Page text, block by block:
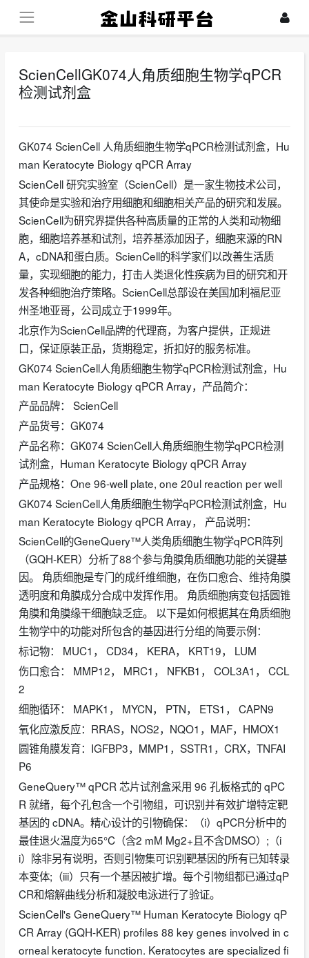
ScienCellGK074人角质细胞生物学qPCR
检测试剂盒
GK074 ScienCell 人角质细胞生物学qPCR检测试剂盒，Hu
man Keratocyte Biology qPCR Array
ScienCell 研究实验室（ScienCell）是一家生物技术公司，
其使命是实验和治疗用细胞和细胞相关产品的研究和发展。
ScienCell为研究界提供各种高质量的正常的人类和动物细
胞，细胞培养基和试剂，培养基添加因子，细胞来源的RN
A，cDNA和蛋白质。ScienCell的科学家们以改善生活质
量，实现细胞的能力，打击人类退化性疾病为目的研究和开
发各种细胞治疗策略。ScienCell总部设在美国加利福尼亚
州圣地亚哥，公司成立于1999年。
北京作为ScienCell品牌的代理商，为客户提供，正规进
口，保证原装正品，货期稳定，折扣好的服务标准。
GK074 ScienCell人角质细胞生物学qPCR检测试剂盒，Hu
man Keratocyte Biology qPCR Array，产品简介：
产品品牌： ScienCell
产品货号：GK074
产品名称：GK074 ScienCell人角质细胞生物学qPCR检测
试剂盒，Human Keratocyte Biology qPCR Array
产品规格：One 96-well plate, one 20ul reaction per well
GK074 ScienCell人角质细胞生物学qPCR检测试剂盒，Hu
man Keratocyte Biology qPCR Array， 产品说明：
ScienCell的GeneQuery™人类角质细胞生物学qPCR阵列
（GQH-KER）分析了88个参与角膜角质细胞功能的关键基
因。 角质细胞是专门的成纤维细胞，在伤口愈合、维持角膜
透明度和角膜成分合成中发挥作用。 角质细胞病变包括圆锥
角膜和角膜缘干细胞缺乏症。 以下是如何根据其在角质细胞
生物学中的功能对所包含的基因进行分组的简要示例：
标记物： MUC1， CD34， KERA， KRT19， LUM
伤口愈合： MMP12， MRC1， NFKB1， COL3A1， CCL
2
细胞循环： MAPK1， MYCN， PTN， ETS1， CAPN9
氧化应激反应：RRAS，NOS2，NQO1，MAF，HMOX1
圆锥角膜发育：IGFBP3，MMP1，SSTR1，CRX，TNFAI
P6
GeneQuery™ qPCR 芯片试剂盒采用 96 孔板格式的 qPC
R 就绪，每个孔包含一个引物组，可识别并有效扩增特定靶
基因的 cDNA。精心设计的引物确保：（i）qPCR分析中的
最佳退火温度为65°C（含2 mM Mg2+且不含DMSO）;（i
i）除非另有说明，否则引物集可识别靶基因的所有已知转录
本变体;（iii）只有一个基因被扩增。每个引物组都已通过qP
CR和熔解曲线分析和凝胶电泳进行了验证。
ScienCell's GeneQuery™ Human Keratocyte Biology qP
CR Array (GQH-KER) profiles 88 key genes involved in c
orneal keratocyte function. Keratocytes are specialized fi